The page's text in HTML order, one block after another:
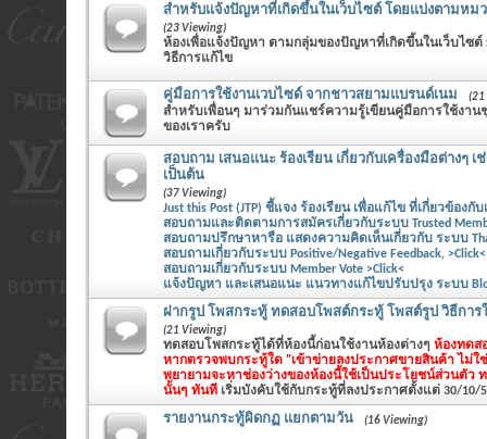
สำหรับแจ้งปัญหาที่เกิดขึ้นในเว็บไซต์ โดยแบ่งตามหม
(23 Viewing)
ห้องเพื่อแจ้งปัญหา ตามกลุ่มของปัญหาที่เกิดขึ้นในเว็บไซต์
วิธีการแก้ไข
คู่มือการใช้งานเวบไซด์ จากชาวสยามแบรนด์เนม (21
สำหรับเพื่อนๆ มาร่วมกันแชร์ความรู้เขียนคู่มือการใช้งา
ของเราครับ
สอบถาม เสนอแนะ ร้องเรียน เกี่ยวกับเครื่องมือต่างๆ เช่น
เป็นต้น
(37 Viewing)
Just this Post (JTP) ชี้แจง ร้องเรียน เพื่อแก้ไข ที่เกี่ยวข้องกับ
สอบถามและติดตามการสมัครเกี่ยวกับระบบ Trusted
สอบถามปรึกษาหารือ แสดงความคิดเห็นเกี่ยวกับ ระบบ
สอบถามเกี่ยวกับระบบ Positive/Negative Feedback, >Click<
สอบถามเกี่ยวกับระบบ Member Vote >Click<
แจ้งปัญหา และเสนอแนะ แนวทางแก้ไขปรับปรุง ระบบ
ฝากรูป โพสกระทู้ ทดสอบโพสต์กระทู้ โพสต์รูป วิธีการ
(21 Viewing)
ทดสอบโพสกระทู้ได้ที่ห้องนี้ก่อนใช้งานห้องต่างๆ ห้องทดส
หากตรวจพบกระทู้ใด "เข้าข่ายลงประกาศขายสินค้า ไม่ใ
พยายามจะหาช่องว่างของห้องนี้ใช้เป็นประโยชน์ส่วนตัว
นั้นๆ ทันที เริ่มบังคับใช้กับกระทู้ที่ลงประกาศตั้งแต่ 30/10/
รายงานกระทู้ผิดกฏ แยกตามวัน (16 Viewing)